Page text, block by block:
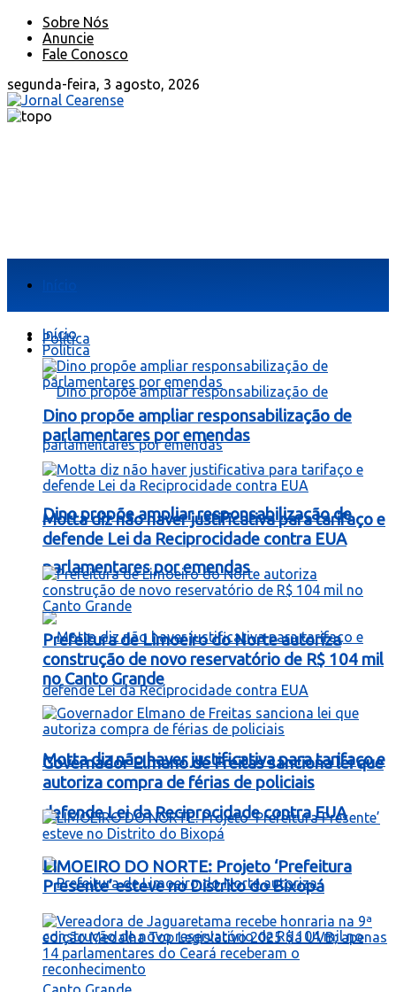
Sobre Nós
Anuncie
Fale Conosco
segunda-feira, 3 agosto, 2026
Política
Dino propõe ampliar responsabilização de
parlamentares por emendas
Motta diz não haver justificativa para tarifaço e
defende Lei da Reciprocidade contra EUA
Início
Política
Dino propõe ampliar responsabilização de
parlamentares por emendas
Motta diz não haver justificativa para tarifaço e
defende Lei da Reciprocidade contra EUA
Prefeitura de Limoeiro do Norte autoriza
construção de novo reservatório de R$ 104 mil
no Canto Grande
Governador Elmano de Freitas sanciona lei que
autoriza compra de férias de policiais
LIMOEIRO DO NORTE: Projeto ‘Prefeitura
Presente’ esteve no Distrito do Bixopá